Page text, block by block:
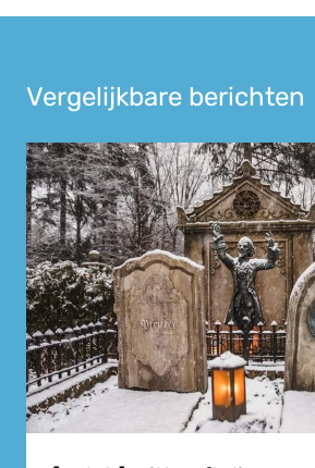
Vergelijkbare berichten